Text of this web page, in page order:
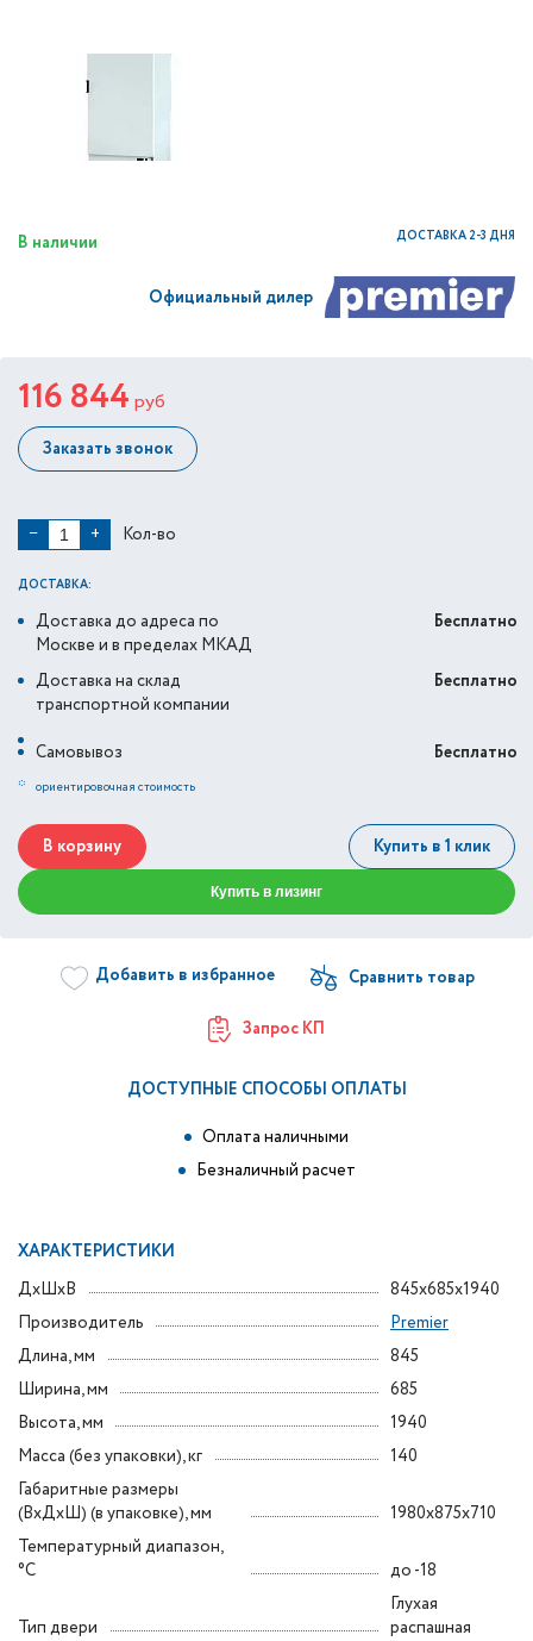
В наличии ДОСТАВКА 2-3 ДНЯ
Официальный дилер
116 844 руб
Заказать звонок
− + Кол-во
ДОСТАВКА:
Доставка до адреса по
Москве и в пределах МКАД
Бесплатно
Доставка на склад
транспортной компании
Бесплатно
Самовывоз
Бесплатно
* ориентировочная стоимость
В корзину Купить в 1 клик
Купить в лизинг
Добавить в избранное
Запрос КП
ДОСТУПНЫЕ СПОСОБЫ ОПЛАТЫ
Оплата наличными
Безналичный расчет
ХАРАКТЕРИСТИКИ
ДxШxВ
845x685x1940
Производитель
Premier
Длина, мм
845
Ширина, мм
685
Высота, мм
1940
Масса (без упаковки), кг
140
Габаритные размеры
(ВxДxШ) (в упаковке), мм
1980x875x710
Температурный диапазон,
°C
до -18
Тип двери
Глухая
распашная